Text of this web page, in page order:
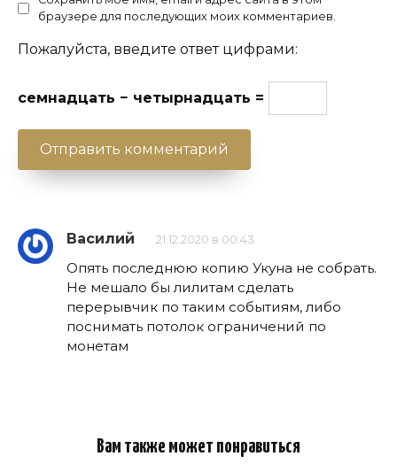
браузере для последующих моих комментариев.
Пожалуйста, введите ответ цифрами:
семнадцать − четырнадцать =
Василий 21.12.2020 в 00:43
Опять последнюю копию Укуна не собрать.
Не мешало бы лилитам сделать
перерывчик по таким событиям, либо
поснимать потолок ограничений по
монетам
Вам также может понравиться